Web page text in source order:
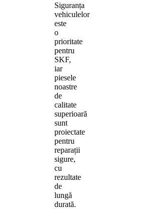
Siguranța
vehiculelor
este
o
prioritate
pentru
SKF,
iar
piesele
noastre
de
calitate
superioară
sunt
proiectate
pentru
reparații
sigure,
cu
rezultate
de
lungă
durată.